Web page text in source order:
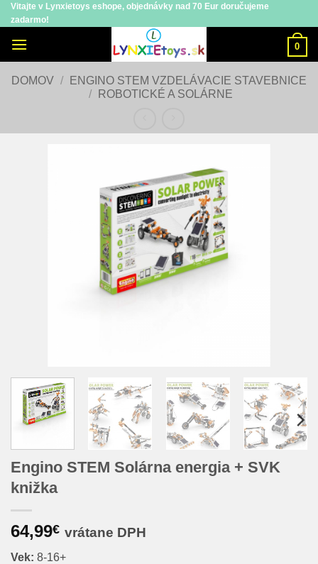
Skip
to
content
Vitajte v Lynxietoys eshope, objednávky nad 70 Eur doručujeme
zadarmo!
0
DOMOV /
ENGINO STEM VZDELÁVACIE STAVEBNICE
/
ROBOTICKÉ A SOLÁRNE
Engino STEM Solárna energia + SVK
knižka
64,99€ vrátane DPH
Vek: 8-16+